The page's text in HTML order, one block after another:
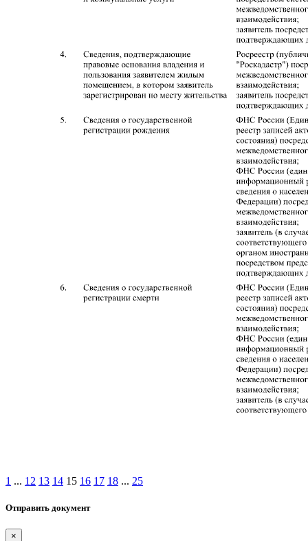
1 ... 12 13 14 15 16 17 18 ... 25
Отправить документ
×